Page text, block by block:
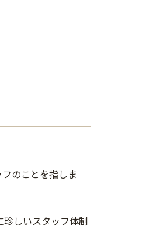
のことを指しま
しいスタッフ体制